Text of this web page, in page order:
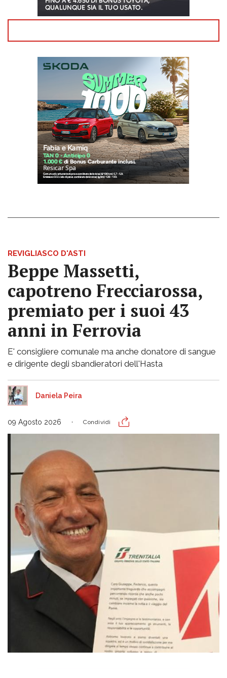
REVIGLIASCO D'ASTI
Beppe Massetti,
capotreno Frecciarossa,
premiato per i suoi 43
anni in Ferrovia
E' consigliere comunale ma anche donatore di sangue
e dirigente degli sbandieratori dell'Hasta
Daniela Peira
09 Agosto 2026 Condividi